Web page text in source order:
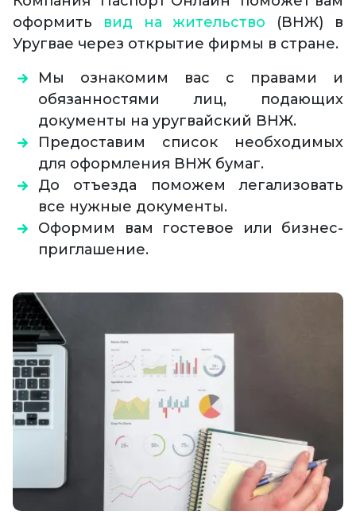
оформить вид на жительство (ВНЖ) в
Уругвае через открытие фирмы в стране.
Мы ознакомим вас с правами и
обязанностями лиц, подающих
документы на уругвайский ВНЖ.
Предоставим список необходимых
для оформления ВНЖ бумаг.
До отъезда поможем легализовать
все нужные документы.
Оформим вам гостевое или бизнес-
приглашение.